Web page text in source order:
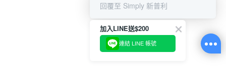
回覆至 Simply 新普利
加入LINE送$200
連結 LINE 帳號